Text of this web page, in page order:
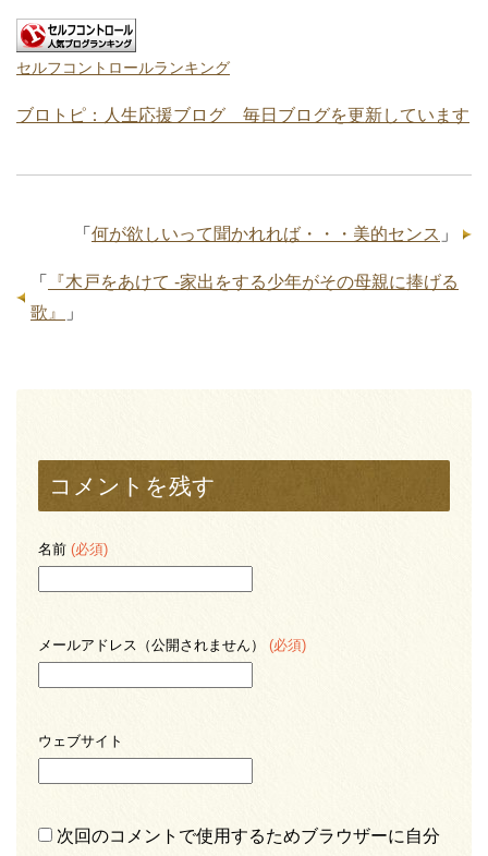
セルフコントロールランキング
ブロトピ：人生応援ブログ 毎日ブログを更新しています
「 何が欲しいって聞かれれば・・・美的センス 」
「
『木戸をあけて -家出をする少年がその母親に捧げる
歌』
」
コメントを残す
名前 (必須)
メールアドレス（公開されません） (必須)
ウェブサイト
次回のコメントで使用するためブラウザーに自分